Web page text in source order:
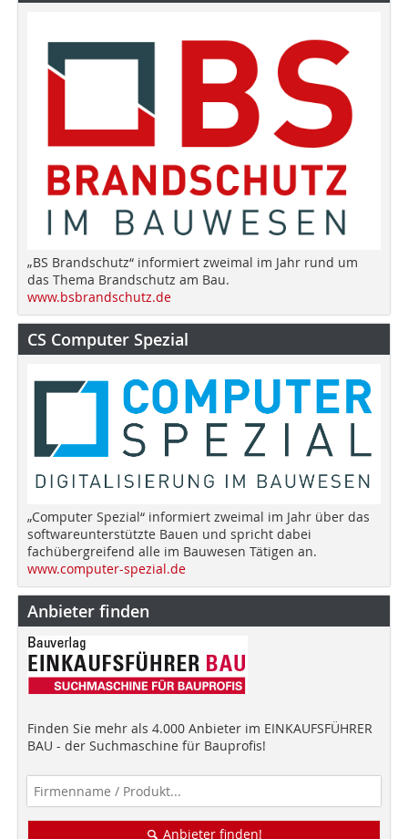
„BS Brandschutz“ informiert zweimal im Jahr rund um
das Thema Brandschutz am Bau.
www.bsbrandschutz.de
CS Computer Spezial
„Computer Spezial“ informiert zweimal im Jahr über das
softwareunterstützte Bauen und spricht dabei
fachübergreifend alle im Bauwesen Tätigen an.
www.computer-spezial.de
Anbieter finden
Finden Sie mehr als 4.000 Anbieter im EINKAUFSFÜHRER
BAU - der Suchmaschine für Bauprofis!
Anbieter finden!